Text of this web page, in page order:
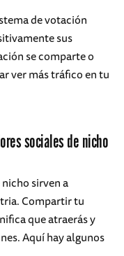
de votación
sus
se comparte o
ver más tráfico en tu
sociales de nicho
sirven a
Compartir tu
que atraerás y
Aquí hay algunos